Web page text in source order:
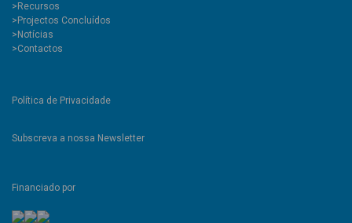
>Recursos
>Projectos Concluídos
>Notícias
>Contactos
Política de Privacidade
Subscreva a nossa Newsletter
Financiado por